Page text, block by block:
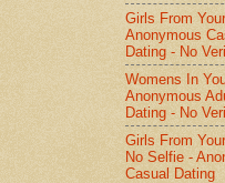
Girls From
Anonymous
Dating - No
Womens In
Anonymous
Dating - No
Girls From
No Selfie -
Casual Dating